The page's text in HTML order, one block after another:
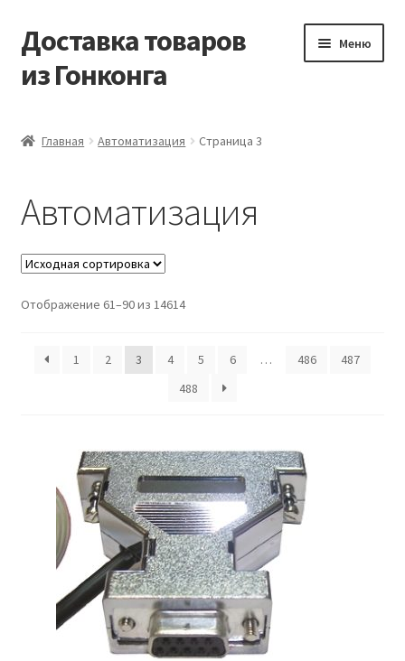
Перейти
к
навигации
Перейти
к
содержимому
Доставка товаров
из Гонконга
Меню
Корзина
Мой аккаунт
Новости
Оптовый склад
Диагностика кондиционеров
Заправка кондиционеров
Монтаж и установка кондиционеров
Монтаж промышленных и полупромышленных
Главная Автоматизация Страница 3
Автоматизация
Отображение 61–90 из 14614
1 2 3 4 5 6 … 486
487
488